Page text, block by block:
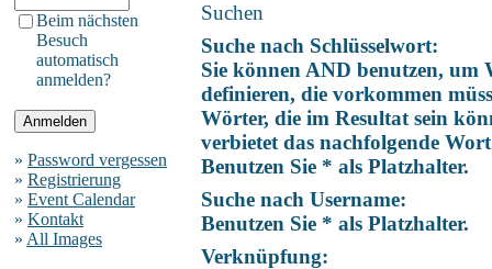
Beim nächsten
Besuch
automatisch
anmelden?
» Password vergessen
» Registrierung
» Event Calendar
» Kontakt
» All Images
Suchen
Suche nach Schlüsselwort:
Sie können AND benutzen, um
definieren, die vorkommen
Wörter, die im Resultat sein
verbietet das nachfolgende
Benutzen Sie * als Platzhalter.
Suche nach Username:
Benutzen Sie * als Platzhalter.
Verknüpfung: